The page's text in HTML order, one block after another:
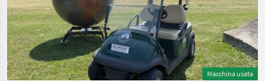
Macchina usata